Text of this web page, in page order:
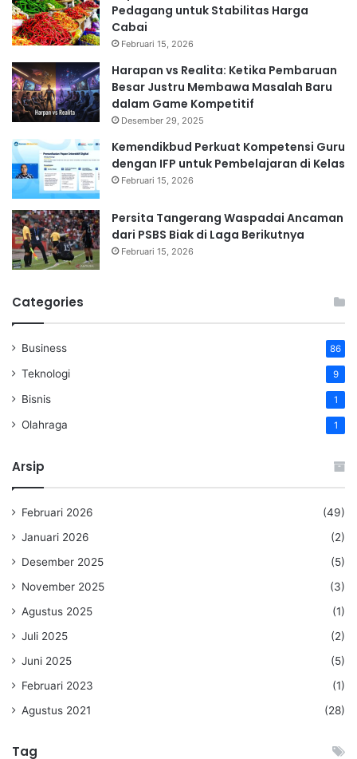
Pedagang untuk Stabilitas Harga
Cabai
Februari 15, 2026
Harapan vs Realita: Ketika Pembaruan
Besar Justru Membawa Masalah Baru
dalam Game Kompetitif
Desember 29, 2025
Kemendikbud Perkuat Kompetensi Guru
dengan IFP untuk Pembelajaran di Kelas
Februari 15, 2026
Persita Tangerang Waspadai Ancaman
dari PSBS Biak di Laga Berikutnya
Februari 15, 2026
Categories
Business 86
Teknologi 9
Bisnis 1
Olahraga 1
Arsip
Februari 2026
(49)
Januari 2026
(2)
Desember 2025
(5)
November 2025
(3)
Agustus 2025
(1)
Juli 2025
(2)
Juni 2025
(5)
Februari 2023
(1)
Agustus 2021
(28)
Tag